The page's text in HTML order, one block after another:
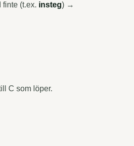
(t.ex. insteg) →
C som löper.